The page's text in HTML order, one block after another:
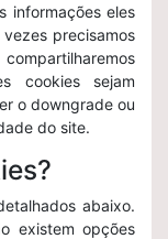
informações eles
precisamos
cookies sejam
o downgrade ou
do site.
abaixo.
existem opções